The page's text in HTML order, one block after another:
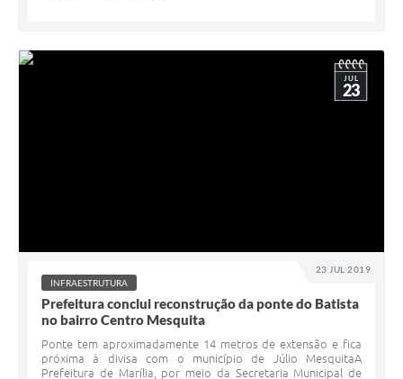
23 JUL 2019
JUL
23
INFRAESTRUTURA
Prefeitura conclui reconstrução da ponte do Batista
no bairro Centro Mesquita
Ponte tem aproximadamente 14 metros de extensão e fica
próxima à divisa com o município de Júlio MesquitaA
Prefeitura de Marília, por meio da Secretaria Municipal de